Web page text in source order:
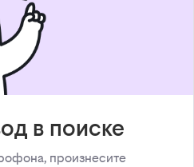
в поиске
произнесите